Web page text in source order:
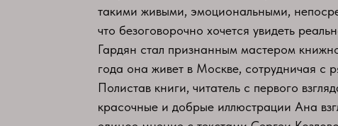
такими живыми, эмоциональными,
что безоговорочно хочется увидеть
Гардян стал признанным мастером
года она живет в Москве, сотрудничая с
Полистав книги, читатель с первого
красочные и добрые иллюстрации Ана